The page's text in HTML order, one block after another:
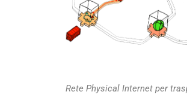
Rete Physical Internet per